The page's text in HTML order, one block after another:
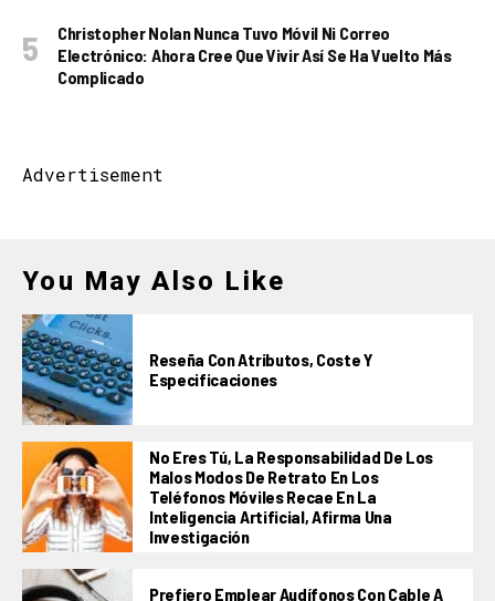
Christopher Nolan Nunca Tuvo Móvil Ni Correo
Electrónico: Ahora Cree Que Vivir Así Se Ha Vuelto Más
Complicado
Advertisement
You May Also Like
Reseña Con Atributos, Coste Y
Especificaciones
No Eres Tú, La Responsabilidad De Los
Malos Modos De Retrato En Los
Teléfonos Móviles Recae En La
Inteligencia Artificial, Afirma Una
Investigación
Prefiero Emplear Audífonos Con Cable A